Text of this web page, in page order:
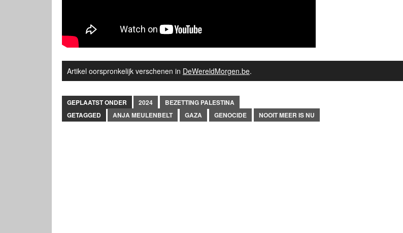
Artikel oorspronkelijk verschenen in DeWereldMorgen.be.
GEPLAATST ONDER 2024
BEZETTING PALESTINA
GETAGGED
ANJA MEULENBELT GAZA GENOCIDE NOOIT MEER IS NU